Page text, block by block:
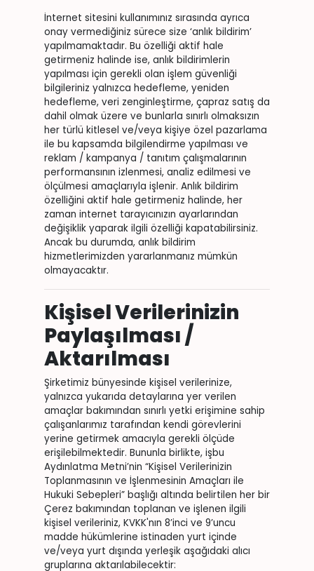
İnternet sitesini kullanımınız sırasında ayrıca
onay vermediğiniz sürece size ‘anlık bildirim’
yapılmamaktadır. Bu özelliği aktif hale
getirmeniz halinde ise, anlık bildirimlerin
yapılması için gerekli olan işlem güvenliği
bilgileriniz yalnızca hedefleme, yeniden
hedefleme, veri zenginleştirme, çapraz satış da
dahil olmak üzere ve bunlarla sınırlı olmaksızın
her türlü kitlesel ve/veya kişiye özel pazarlama
ile bu kapsamda bilgilendirme yapılması ve
reklam / kampanya / tanıtım çalışmalarının
performansının izlenmesi, analiz edilmesi ve
ölçülmesi amaçlarıyla işlenir. Anlık bildirim
özelliğini aktif hale getirmeniz halinde, her
zaman internet tarayıcınızın ayarlarından
değişiklik yaparak ilgili özelliği kapatabilirsiniz.
Ancak bu durumda, anlık bildirim
hizmetlerimizden yararlanmanız mümkün
olmayacaktır.
Kişisel Verilerinizin
Paylaşılması /
Aktarılması
Şirketimiz bünyesinde kişisel verilerinize,
yalnızca yukarıda detaylarına yer verilen
amaçlar bakımından sınırlı yetki erişimine sahip
çalışanlarımız tarafından kendi görevlerini
yerine getirmek amacıyla gerekli ölçüde
erişilebilmektedir. Bununla birlikte, işbu
Aydınlatma Metni’nin “Kişisel Verilerinizin
Toplanmasının ve İşlenmesinin Amaçları ile
Hukuki Sebepleri” başlığı altında belirtilen her bir
Çerez bakımından toplanan ve işlenen ilgili
kişisel verileriniz, KVKK'nın 8’inci ve 9’uncu
madde hükümlerine istinaden yurt içinde
ve/veya yurt dışında yerleşik aşağıdaki alıcı
gruplarına aktarılabilecektir: